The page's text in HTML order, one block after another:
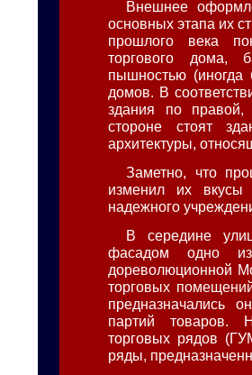
Внешнее
основных этапа их
прошлого века
торгового дома,
пышностью (иногда
домов. В
здания по правой,
стороне стоят
архитектуры,
Заметно, что
изменил их
надежного
В середине
фасадом одно
дореволюционной
торговых
предназначались
партий товаров.
торговых рядов
ряды,